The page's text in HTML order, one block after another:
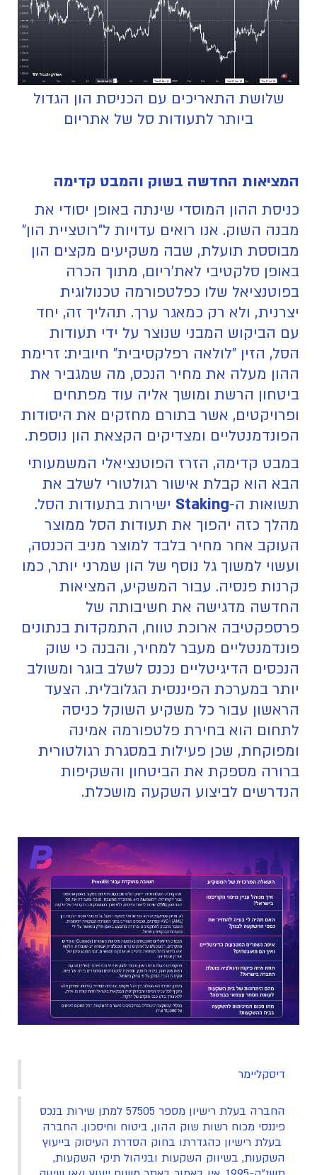
שלושת התאריכים עם הכניסת הון הגדול
ביותר לתעודות סל של אתריום
המציאות החדשה בשוק והמבט קדימה
כניסת ההון המוסדי שינתה באופן יסודי את
מבנה השוק. אנו רואים עדויות ל"רוטציית הון"
מבוססת תועלת, שבה משקיעים מקצים הון
באופן סלקטיבי לאת'ריום, מתוך הכרה
בפוטנציאל שלו כפלטפורמה טכנולוגית
יצרנית, ולא רק כמאגר ערך. תהליך זה, יחד
עם הביקוש המבני שנוצר על ידי תעודות
הסל, הזין "לולאה רפלקסיבית" חיובית: זרימת
ההון מעלה את מחיר הנכס, מה שמגביר את
ביטחון הרשת ומושך אליה עוד מפתחים
ופרויקטים, אשר בתורם מחזקים את היסודות
הפונדמנטליים ומצדיקים הקצאת הון נוספת.
במבט קדימה, הזרז הפוטנציאלי המשמעותי
הבא הוא קבלת אישור רגולטורי לשלב את
תשואות ה-Staking ישירות בתעודות הסל.
מהלך כזה יהפוך את תעודות הסל ממוצר
העוקב אחר מחיר בלבד למוצר מניב הכנסה,
ועשוי למשוך גל נוסף של הון שמרני יותר, כמו
קרנות פנסיה. עבור המשקיע, המציאות
החדשה מדגישה את חשיבותה של
פרספקטיבה ארוכת טווח, התמקדות בנתונים
פונדמנטליים מעבר למחיר, והבנה כי שוק
הנכסים הדיגיטליים נכנס לשלב בוגר ומשולב
יותר במערכת הפיננסית הגלובלית. הצעד
הראשון עבור כל משקיע השוקל כניסה
לתחום הוא בחירת פלטפורמה אמינה
ומפוקחת, שכן פעילות במסגרת רגולטורית
ברורה מספקת את הביטחון והשקיפות
הנדרשים לביצוע השקעה מושכלת.
דיסקליימר
החברה בעלת רישיון מספר 57505 למתן שירות בנכס
פיננסי מכוח רשות שוק ההון, ביטוח וחיסכון. החברה
בעלת רישיון כהגדרתו בחוק הסדרת העיסוק בייעוץ
השקעות, בשיווק השקעות ובניהול תיקי השקעות,